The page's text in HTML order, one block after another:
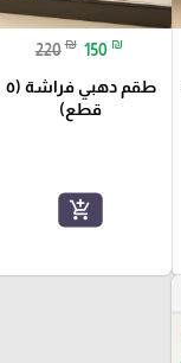
220 ₪ 150 ₪
طقم دهبي فراشة (٥
قطع)
add_shopping_cart